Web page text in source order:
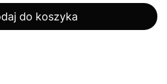
do koszyka